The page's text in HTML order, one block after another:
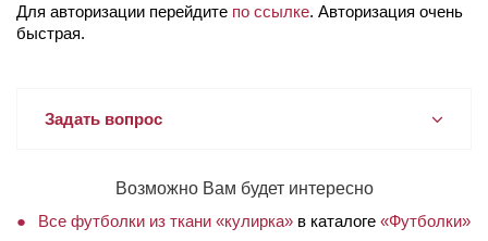
Для авторизации перейдите по ссылке. Авторизация очень
быстрая.
Задать вопрос
Возможно Вам будет интересно
Все футболки из ткани «кулирка» в каталоге «Футболки»